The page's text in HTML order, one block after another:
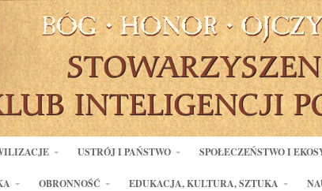
USTRÓJ I PAŃSTWO SPOŁECZEŃSTWO I
OBRONNOŚĆ EDUKACJA, KULTURA, SZTUKA